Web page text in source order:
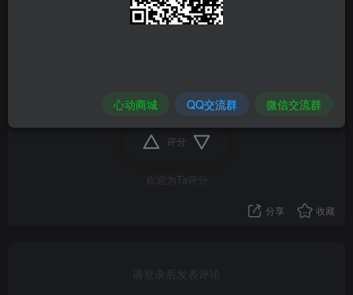
评分
欢迎为Ta评分
分享 收藏
请登录后发表评论
心动商城 QQ交流群 微信交流群